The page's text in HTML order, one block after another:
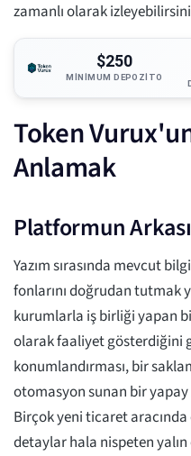
zamanlı olarak
$250
MINIMUM DEPOZITO
Token
Anlamak
Platformun
Yazım sırasında mevcut
fonlarını doğrudan tutmak
kurumlarla iş birliği yapan
olarak faaliyet gösterdiğini
konumlandırması, bir
otomasyon sunan bir
Birçok yeni ticaret
detaylar hala nispeten